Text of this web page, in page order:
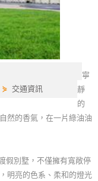
⋟ 交通資訊
寧
靜
的
然的香氣，在一片綠油油
假別墅，不僅擁有寬敞停
明亮的色系、柔和的燈光